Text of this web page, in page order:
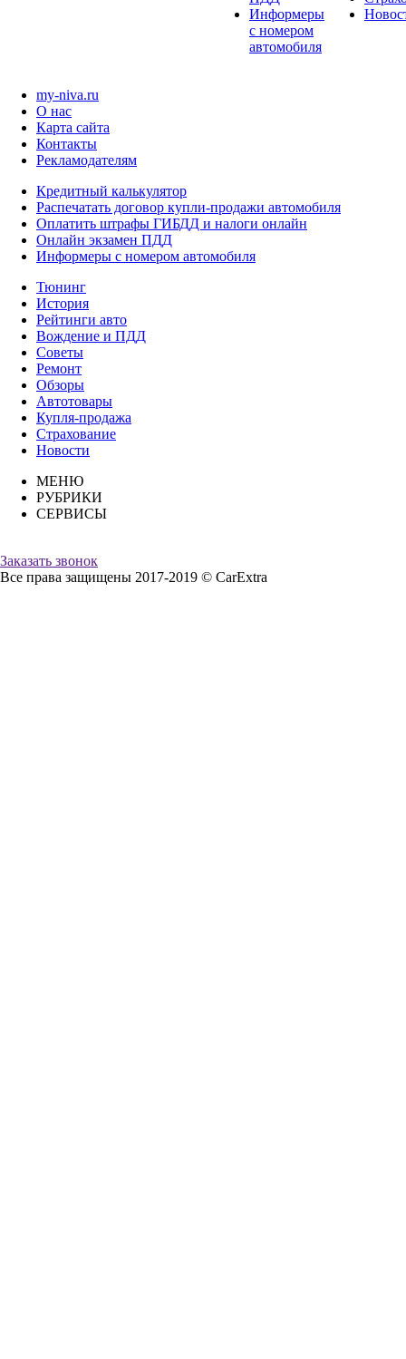
Информеры
с номером
автомобиля
my-niva.ru
О нас
Карта сайта
Контакты
Рекламодателям
Кредитный калькулятор
Распечатать договор купли-продажи автомобиля
Оплатить штрафы ГИБДД и налоги онлайн
Онлайн экзамен ПДД
Информеры с номером автомобиля
Тюнинг
История
Рейтинги авто
Вождение и ПДД
Советы
Ремонт
Обзоры
Автотовары
Купля-продажа
Страхование
Новости
МЕНЮ
РУБРИКИ
СЕРВИСЫ
Заказать звонок
Все права защищены 2017-2019 © CarExtra